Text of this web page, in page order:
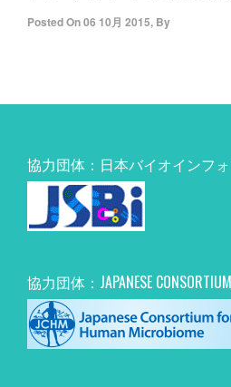
Posted On06 10月 2015, By
協力団体：日本バイオインフ
協力団体：JAPANESE